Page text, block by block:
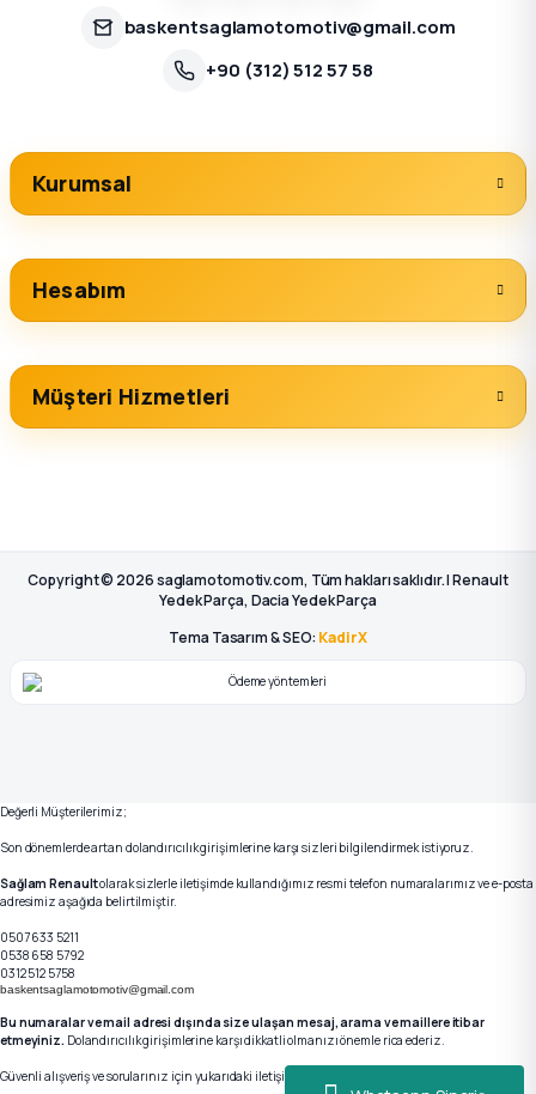
baskentsaglamotomotiv@gmail.com
+90 (312) 512 57 58
Kurumsal
Hesabım
Müşteri Hizmetleri
Copyright © 2026 saglamotomotiv.com, Tüm hakları saklıdır. | Renault
Yedek Parça, Dacia Yedek Parça
Tema Tasarım & SEO: KadirX
Değerli Müşterilerimiz;
Son dönemlerde artan dolandırıcılık girişimlerine karşı sizleri bilgilendirmek istiyoruz.
Sağlam Renaultolarak sizlerle iletişimde kullandığımız resmi telefon numaralarımız ve e-posta
adresimiz aşağıda belirtilmiştir.
0507 633 5211
0538 658 5792
0312 512 5758
baskentsaglamotomotiv@gmail.com
Bu numaralar ve mail adresi dışında size ulaşan mesaj, arama ve maillere itibar
etmeyiniz. Dolandırıcılık girişimlerine karşı dikkatli olmanızı önemle rica ederiz.
Güvenli alışveriş ve sorularınız için yukarıdaki iletişim kanallarımızdan bizlere ulaşabilirsiniz.